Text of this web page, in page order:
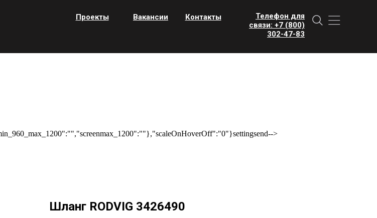
Телефон для
связи: +7 (800)
302-47-83
Вакансии Контакты
Проекты
>
Шланг RODVIG 3426490